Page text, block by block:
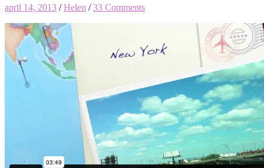
april 14, 2013 /Helen /33 Comments